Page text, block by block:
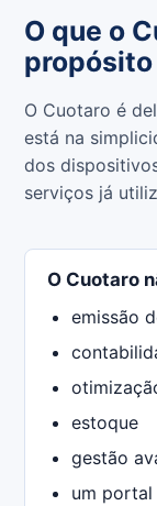
O que o
propósito
O Cuotaro é
está na
dos
serviços já
O Cuotaro
emissão
estoque
gestão
um